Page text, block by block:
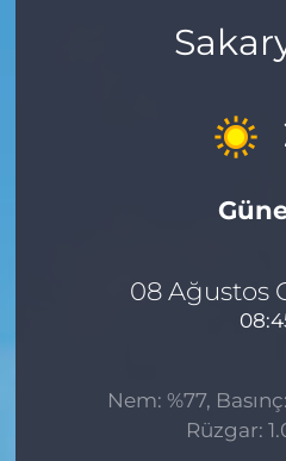
08 Ağustos
Nem: %77,
Rüzgar:
GÜNCEL